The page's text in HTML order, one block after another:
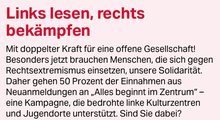
© 2026 taz Verlags und Vertriebs GmbH
Alle Rechte vorbehalten. Bei rechtlichen Fragen oder für Genehmigungen
wenden Sie sich bitte an
lizenzen@taz.de
Feedback Redaktionsstatut Kommune-Richtlinien
Leitlinie Informant Datenschutz Impressum AGB
Links lesen, rechts
bekämpfen
Mit doppelter Kraft für eine offene Gesellschaft!
Besonders jetzt brauchen Menschen, die sich gegen
Rechtsextremismus einsetzen, unsere Solidarität.
Daher gehen 50 Prozent der Einnahmen aus
Neuanmeldungen an „Alles beginnt im Zentrum“ –
eine Kampagne, die bedrohte linke Kulturzentren
und Jugendorte unterstützt. Sind Sie dabei?